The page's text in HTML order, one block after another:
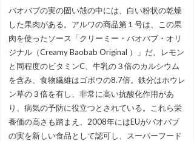
バオバブの実の固い殻の中には、白い粉状の乾燥
した果肉がある。アルワの商品第１号は、この果
肉を使ったソース「クリーミー・バオバブ・オリ
ジナル（Creamy Baobab Original ）」だ。レモン
と同程度のビタミンC、牛乳の３倍のカルシウム
を含み、食物繊維はゴボウの8.7倍。鉄分はホウレ
ン草の３倍を有し、非常に高い抗酸化作用があ
り、病気の予防に役立つとされている。これら栄
養価の高さも踏まえ、2008年にはEUがバオバブ
の実を新しい食品として認可し、スーパーフード